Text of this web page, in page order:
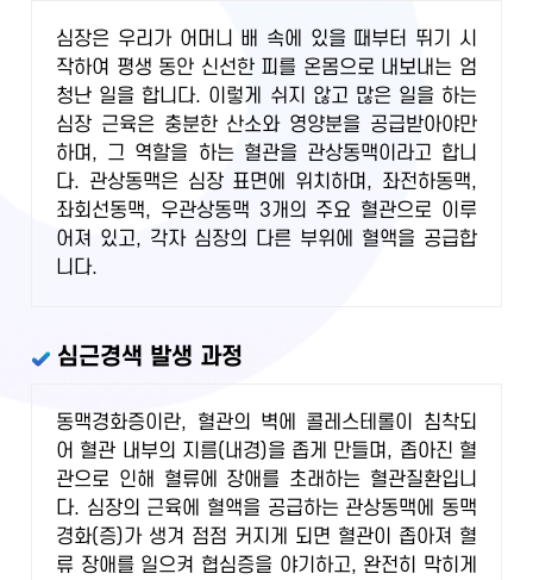
심장은 우리가 어머니 배 속에 있을 때부터 뛰기 시
작하여 평생 동안 신선한 피를 온몸으로 내보내는 엄
청난 일을 합니다. 이렇게 쉬지 않고 많은 일을 하는
심장 근육은 충분한 산소와 영양분을 공급받아야만
하며, 그 역할을 하는 혈관을 관상동맥이라고 합니
다. 관상동맥은 심장 표면에 위치하며, 좌전하동맥,
좌회선동맥, 우관상동맥 3개의 주요 혈관으로 이루
어져 있고, 각자 심장의 다른 부위에 혈액을 공급합
니다.
심근경색 발생 과정
동맥경화증이란, 혈관의 벽에 콜레스테롤이 침착되
어 혈관 내부의 지름(내경)을 좁게 만들며, 좁아진 혈
관으로 인해 혈류에 장애를 초래하는 혈관질환입니
다. 심장의 근육에 혈액을 공급하는 관상동맥에 동맥
경화(증)가 생겨 점점 커지게 되면 혈관이 좁아져 혈
류 장애를 일으켜 협심증을 야기하고, 완전히 막히게